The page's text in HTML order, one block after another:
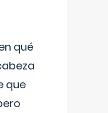
qué
que